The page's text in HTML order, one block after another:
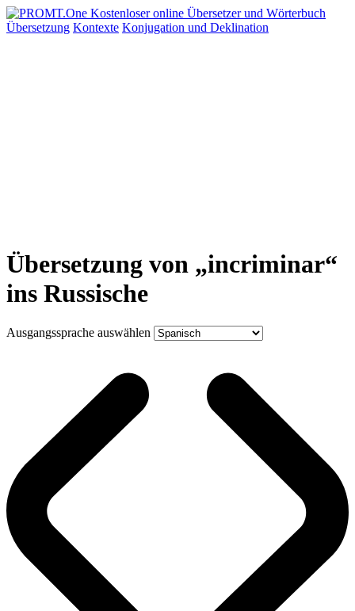
Übersetzung Kontexte Konjugation und Deklination
Übersetzung von „incriminar“
ins Russische
Ausgangssprache auswählen